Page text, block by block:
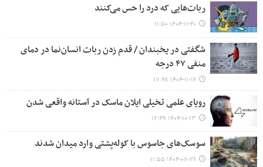
ربات‌هایی که درد را حس می‌کنند
۱۴۰۴-۱۱-۲۰ ۱۱:۵۰
شگفتی در یخبندان / قدم‌ زدن ربات انسان‌نما در دمای
منفی ۴۷ درجه
۱۴۰۴-۱۱-۱۶ ۱۷:۴۸
رویای علمی‌ تخیلی ایلان ماسک در آستانه واقعی شدن
۱۴۰۴-۱۰-۱۳ ۱۲:۴۹
سوسک‌های جاسوس با کوله‌پشتی وارد میدان شدند
۱۴۰۴-۰۸-۲۶ ۱۱:۵۵